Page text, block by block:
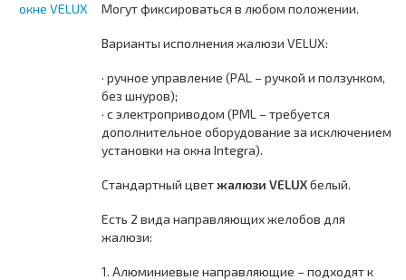
Могут фиксироваться в любом положении.
Варианты исполнения жалюзи VELUX:
· ручное управление (PAL – ручкой и ползунком,
без шнуров);
· с электроприводом (PML – требуется
дополнительное оборудование за исключением
установки на окна Integra).
Стандартный цвет жалюзи VELUXбелый.
Есть 2 вида направляющих желобов для
жалюзи:
1. Алюминиевые направляющие – подходят к